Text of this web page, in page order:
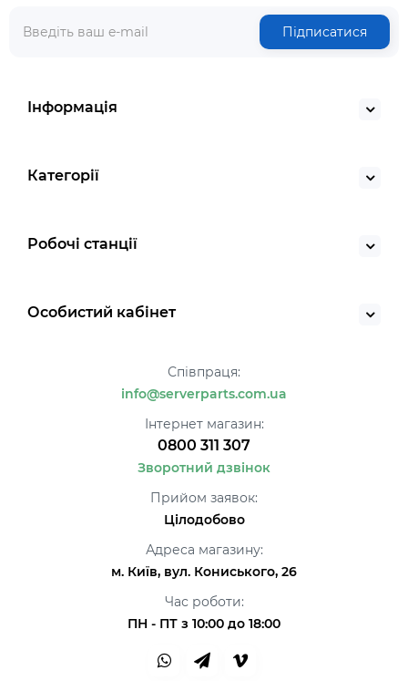
Підписатися
Інформація
Категорії
Робочі станції
Особистий кабінет
Співпраця:
info@serverparts.com.ua
Інтернет магазин:
0800 311 307
Зворотний дзвінок
Прийом заявок:
Цілодобово
Адреса магазину:
м. Київ, вул. Кониського, 26
Час роботи:
ПН - ПТ з 10:00 до 18:00